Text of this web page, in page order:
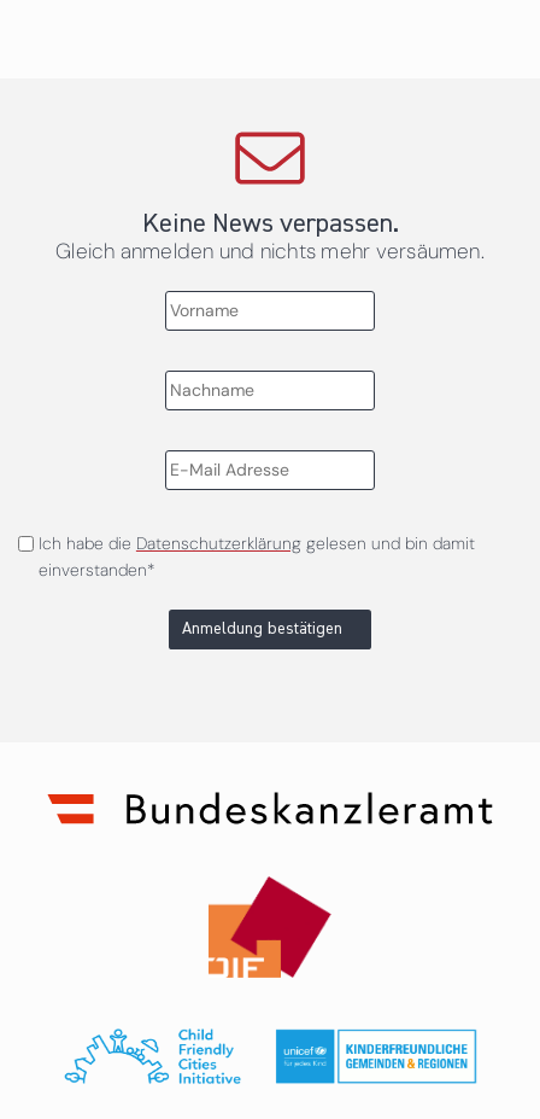
Keine News verpassen.
Gleich anmelden und nichts mehr versäumen.
Ich habe die Datenschutzerklärunggelesen und bin damit
einverstanden*
Anmeldung bestätigen